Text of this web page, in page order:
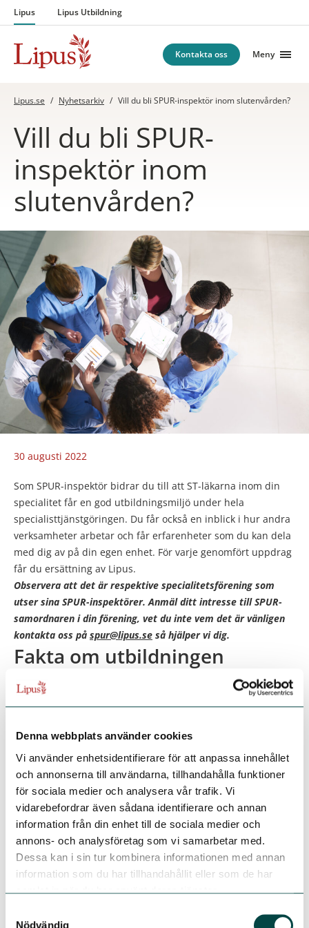
Denna webbplats använder cookies
Vi använder enhetsidentifierare för att anpassa innehållet
och annonserna till användarna, tillhandahålla funktioner
för sociala medier och analysera vår trafik. Vi
vidarebefordrar även sådana identifierare och annan
information från din enhet till de sociala medier och
annons- och analysföretag som vi samarbetar med.
Dessa kan i sin tur kombinera informationen med annan
information som du har tillhandahållit eller som de har
samlat in när du har använt deras tjänster.
Nödvändig
Hoppa till innehåll
Lipus Lipus Utbildning
Kontakta oss Meny
Lipus.se / Nyhetsarkiv / Vill du bli SPUR-inspektör inom slutenvården?
Vill du bli SPUR-
inspektör inom
slutenvården?
Publicerad
30 augusti 2022
Som SPUR-inspektör bidrar du till att ST-läkarna inom din
specialitet får en god utbildningsmiljö under hela
specialisttjänstgöringen. Du får också en inblick i hur andra
verksamheter arbetar och får erfarenheter som du kan dela
med dig av på din egen enhet. För varje genomfört uppdrag
får du ersättning av Lipus.
Observera att det är respektive specialitetsförening som
utser sina SPUR-inspektörer. Anmäl ditt intresse till SPUR-
samordnaren i din förening, vet du inte vem det är vänligen
kontakta oss på spur@lipus.se så hjälper vi dig.
Fakta om utbildningen
SPUR-inspektörsutbildningen sker helt på distans och
består av två delar. Först går du i egen takt en E-utbildning
som tar cirka fem timmar, därefter deltar du i ett
15.00.
Vad:Du kommer under utbildningen få teori kring hur en
kvalitetsgranskning går till samt få öva praktiskt med
individuella uppgifter.
Kostnad:Utbildningen är avgiftsfri.
Kursledare: Ola Ohlsson, SPUR-samordnare för Svensk
Internmedicinsk Förening, och Minka Wikström,
projektledare på Lipus.
Anmälan:När din specialitetsförening har godkänt dig som
blivande inspektör är du välkommen med din anmälan
12 personer.